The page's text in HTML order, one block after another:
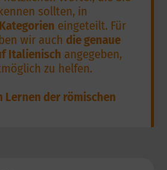
sollten, in
eingeteilt. Für
wir auch die genaue
Italienisch angegeben,
zu helfen.
Lernen der römischen